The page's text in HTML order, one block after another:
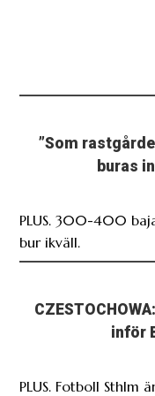
”Som
buras
PLUS. 300-400
bur ikväll.
inför
PLUS. Fotboll Sthlm